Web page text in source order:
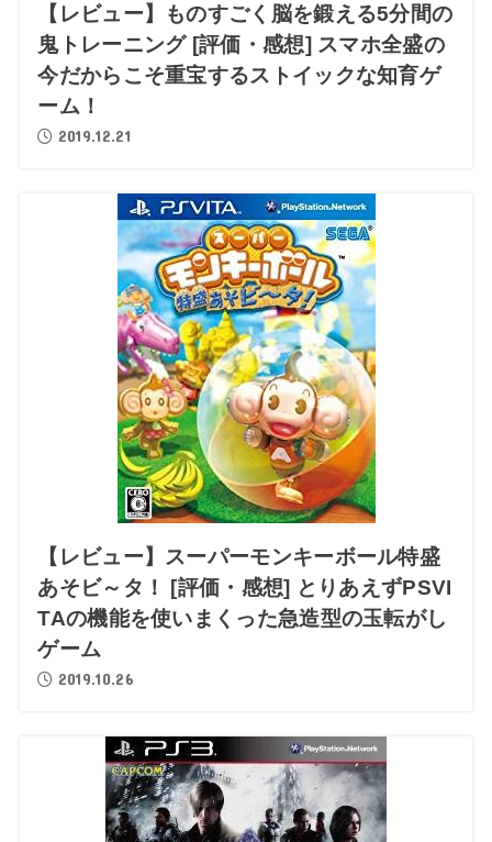
【レビュー】ものすごく脳を鍛える5分間の
鬼トレーニング [評価・感想] スマホ全盛の
今だからこそ重宝するストイックな知育ゲ
ーム！
2019.12.21
【レビュー】スーパーモンキーボール特盛
あそビ～タ！ [評価・感想] とりあえずPSVI
TAの機能を使いまくった急造型の玉転がし
ゲーム
2019.10.26